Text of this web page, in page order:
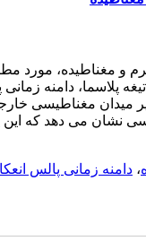
و مغناطیده، مورد
پلاسما، دامنه زمانی
مغناطیسی خارجی
نشان می دهد که این
، دامنه زمانی پالس